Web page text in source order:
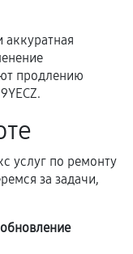
влаги,
иное не
аккуратная
продлению
услуг по ремонту
за задачи,